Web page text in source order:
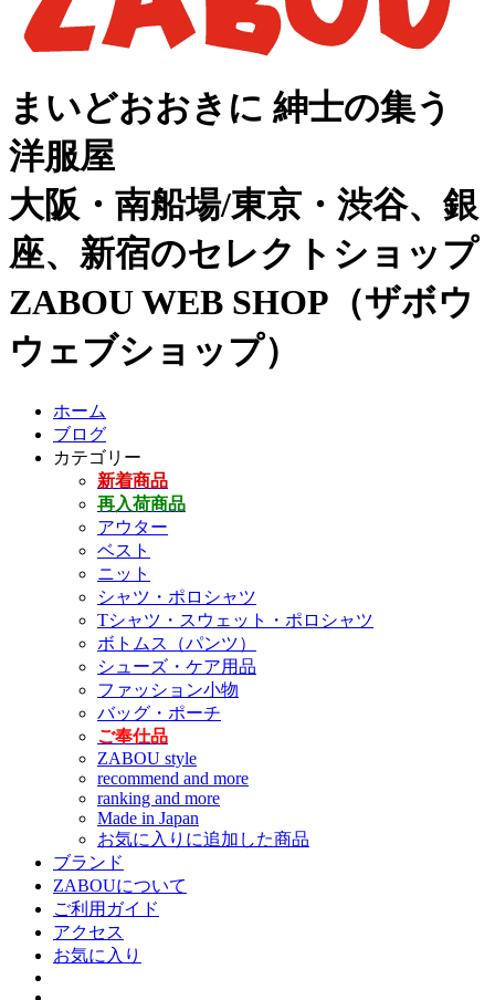
まいどおおきに 紳士の集う
洋服屋
大阪・南船場/東京・渋谷、銀
座、新宿のセレクトショップ
ZABOU WEB SHOP（ザボウ
ウェブショップ）
ホーム
ブログ
カテゴリー
新着商品
再入荷商品
アウター
ベスト
ニット
シャツ・ポロシャツ
Tシャツ・スウェット・ポロシャツ
ボトムス（パンツ）
シューズ・ケア用品
ファッション小物
バッグ・ポーチ
ご奉仕品
ZABOU style
recommend and more
ranking and more
Made in Japan
お気に入りに追加した商品
ブランド
ZABOUについて
ご利用ガイド
アクセス
お気に入り